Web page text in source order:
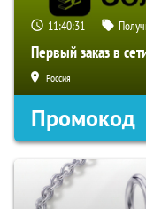
11:40:30
Первый заказ в
Россия
Промокод